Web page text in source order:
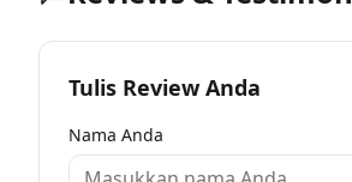
Tulis Review Anda
Nama Anda